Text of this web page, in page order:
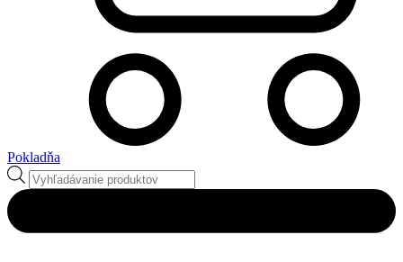
Pokladňa
Products
search